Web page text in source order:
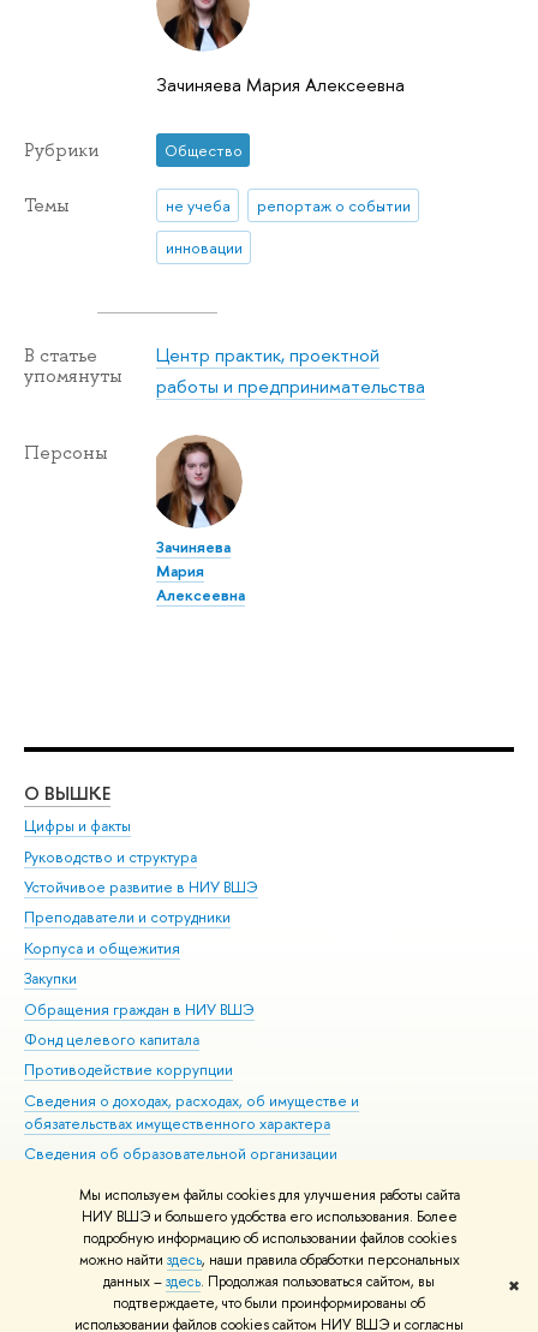
Мы используем файлы cookies для улучшения работы сайта
НИУ ВШЭ и большего удобства его использования. Более
подробную информацию об использовании файлов cookies
можно найти здесь, наши правила обработки персональных
данных –здесь. Продолжая пользоваться сайтом, вы
подтверждаете, что были проинформированы об
использовании файлов cookies сайтом НИУ ВШЭ и согласны
✖
Зачиняева Мария Алексеевна
Рубрики Общество
Темы не учеба
репортаж о событии
инновации
В статье
упомянуты
Центр практик, проектной
работы и предпринимательства
Персоны
Зачиняева
Мария
Алексеевна
О ВЫШКЕ
Цифры и факты
Руководство и структура
Устойчивое развитие в НИУ ВШЭ
Преподаватели и сотрудники
Корпуса и общежития
Закупки
Обращения граждан в НИУ ВШЭ
Фонд целевого капитала
Противодействие коррупции
Сведения о доходах, расходах, об имуществе и
обязательствах имущественного характера
Сведения об образовательной организации
Людям с ограниченными возможностями здоровья
Единая платежная страница
Работа в Вышке
© НИУ ВШЭ 1993–2026 Адреса и контакты Условия использования